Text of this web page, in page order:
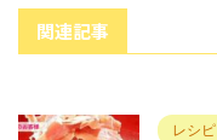
関連記事
レシピ